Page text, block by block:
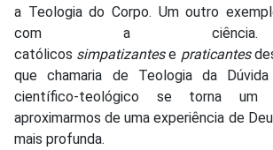
a Teologia do Corpo. Um outro
com a ciência.
católicos simpatizantese praticantes
que chamaria de Teologia da
científico-teológico se torna
aproximarmos de uma experiência de
mais profunda.